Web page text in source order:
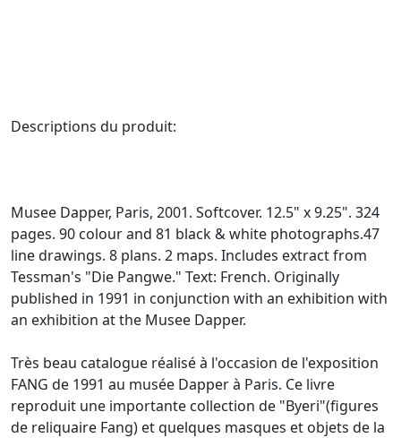
Descriptions du produit:
Musee Dapper, Paris, 2001. Softcover. 12.5" x 9.25". 324
pages. 90 colour and 81 black & white photographs.47
line drawings. 8 plans. 2 maps. Includes extract from
Tessman's "Die Pangwe." Text: French. Originally
published in 1991 in conjunction with an exhibition with
an exhibition at the Musee Dapper.
Très beau catalogue réalisé à l'occasion de l'exposition
FANG de 1991 au musée Dapper à Paris. Ce livre
reproduit une importante collection de "Byeri"(figures
de reliquaire Fang) et quelques masques et objets de la